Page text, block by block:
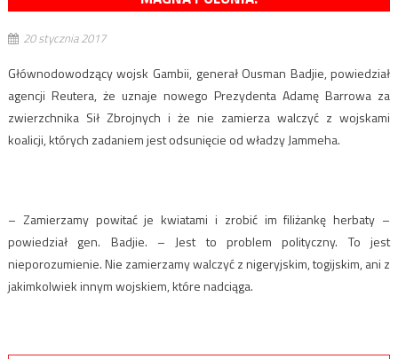
20 stycznia 2017
Głównodowodzący wojsk Gambii, generał Ousman Badjie, powiedział
agencji Reutera, że uznaje nowego Prezydenta Adamę Barrowa za
zwierzchnika Sił Zbrojnych i że nie zamierza walczyć z wojskami
koalicji, których zadaniem jest odsunięcie od władzy Jammeha.
– Zamierzamy powitać je kwiatami i zrobić im filiżankę herbaty –
powiedział gen. Badjie. – Jest to problem polityczny. To jest
nieporozumienie. Nie zamierzamy walczyć z nigeryjskim, togijskim, ani z
jakimkolwiek innym wojskiem, które nadciąga.